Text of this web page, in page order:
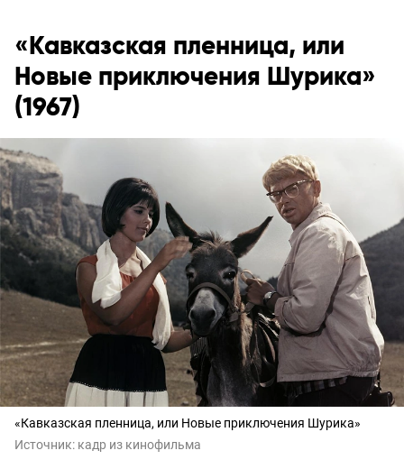
«Кавказская пленница, или
Новые приключения Шурика»
(1967)
«Кавказская пленница, или Новые приключения Шурика»
Источник: кадр из кинофильма